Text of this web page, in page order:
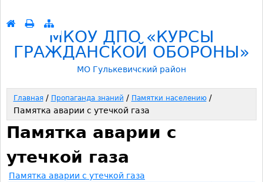
МКОУ ДПО «КУРСЫ
ГРАЖДАНСКОЙ ОБОРОНЫ»
МО Гулькевичский район
В
ы
з
Главная/ Пропаганда знаний / Памятки населению/
Памятка аварии с утечкой газа
Памятка аварии с
утечкой газа
Памятка аварии с утечкой газа